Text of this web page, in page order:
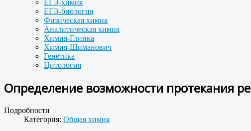
ЕГЭ-химия
ЕГЭ-биология
Физическая химия
Аналитическая химия
Химия-Глинка
Химия-Шиманович
Генетика
Цитология
Определение возможности протекания
Подробности
Категория: Общая химия